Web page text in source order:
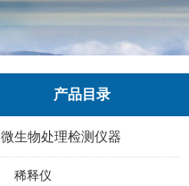
产品目录
微生物处理检测仪器
稀释仪